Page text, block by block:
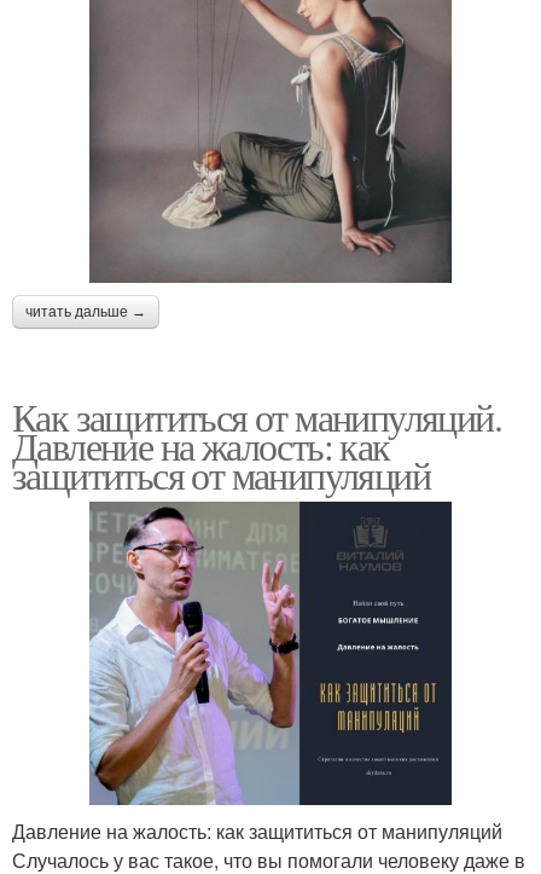
читать дальше →
Как защититься от манипуляций.
Давление на жалость: как
защититься от манипуляций
Давление на жалость: как защититься от манипуляций
Случалось у вас такое, что вы помогали человеку даже в